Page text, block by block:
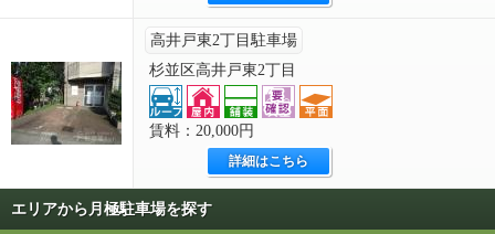
高井戸東2丁目駐車場
杉並区高井戸東2丁目
賃料：20,000円
詳細はこちら
エリアから月極駐車場を探す